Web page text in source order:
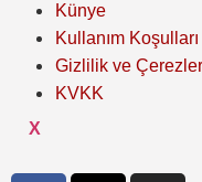
Künye
Kullanım Koşulları
Gizlilik ve Çerezler
KVKK
X